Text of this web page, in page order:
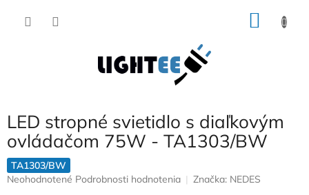
LED stropné svietidlo s diaľkovým
ovládačom 75W - TA1303/BW
TA1303/BW
Priemerné
Neohodnotené Podrobnosti hodnotenia Značka: NEDES